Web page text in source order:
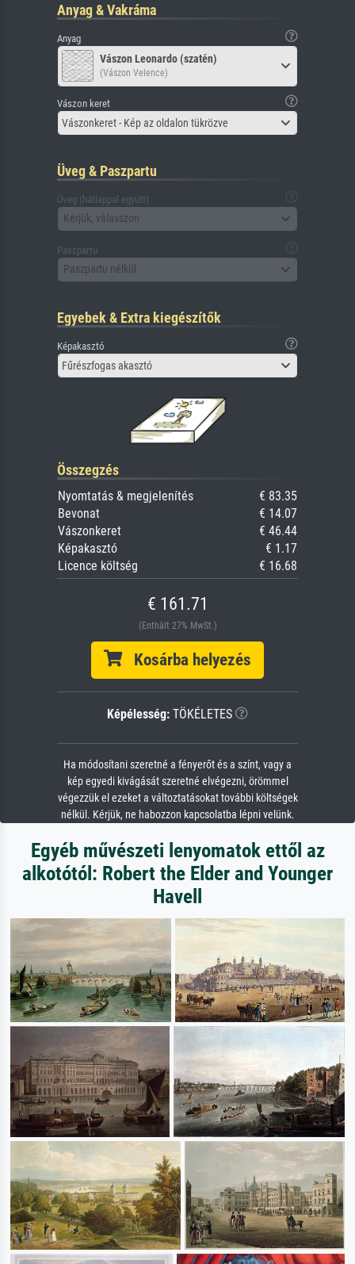
Anyag & Vakráma
Anyag
Vászon Leonardo (szatén)
(Vászon Velence)
Vászon keret
Vászonkeret - Kép az oldalon tükrözve
Üveg & Paszpartu
Üveg (hátlappal együtt)
Kérjük, válasszon
Paszpartu
Paszpartu nélkül
Egyebek & Extra kiegészítők
Képakasztó
Fűrészfogas akasztó
Összegzés
Nyomtatás & megjelenítés
€ 83.35
Bevonat
€ 14.07
Vászonkeret
€ 46.44
Képakasztó
€ 1.17
Licence költség
€ 16.68
€ 161.71
(Enthält 27% MwSt.)
Kosárba helyezés
Képélesség: TÖKÉLETES
Ha módosítani szeretné a fényerőt és a színt, vagy a
kép egyedi kivágását szeretné elvégezni, örömmel
végezzük el ezeket a változtatásokat további költségek
nélkül. Kérjük, ne habozzon kapcsolatba lépni velünk.
Egyéb művészeti lenyomatok ettől az
alkotótól: Robert the Elder and Younger
Havell